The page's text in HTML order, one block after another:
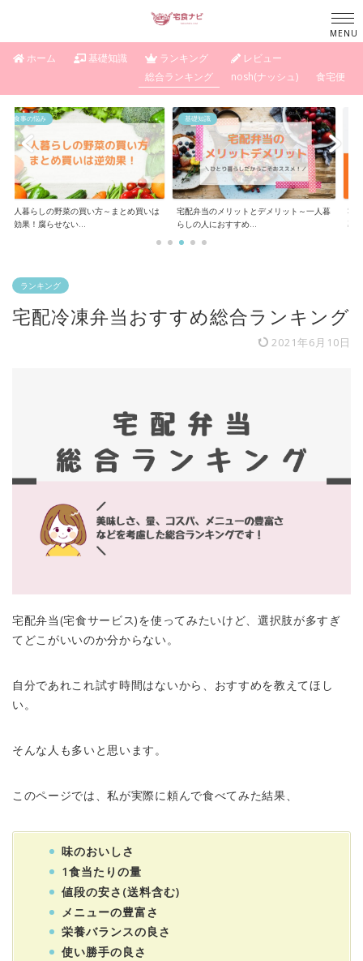
ホーム 基礎知識
ランキング
総合ランキング
レビュー
nosh(ナッシュ)
食宅便
買い方～まとめ買いは
基礎知識
宅配弁当のメリットとデメリット～一人暮
らしの人におすすめ...
基礎知識
宅食サービスを選ぶと
暮らしなら特に注意...
ランキング
宅配冷凍弁当おすすめ総合ランキング
2021年6月10日
宅配弁当(宅食サービス)を使ってみたいけど、選択肢が多すぎ
てどこがいいのか分からない。
自分であれこれ試す時間はないから、おすすめを教えてほし
い。
そんな人も多いと思います。
このページでは、私が実際に頼んで食べてみた結果、
味のおいしさ
1食当たりの量
値段の安さ(送料含む)
メニューの豊富さ
栄養バランスの良さ
使い勝手の良さ